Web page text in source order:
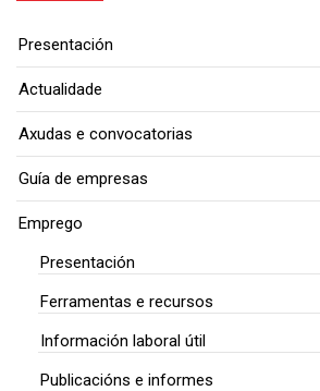
Presentación
Actualidade
Axudas e convocatorias
Guía de empresas
Emprego
Presentación
Ferramentas e recursos
Información laboral útil
Publicacións e informes